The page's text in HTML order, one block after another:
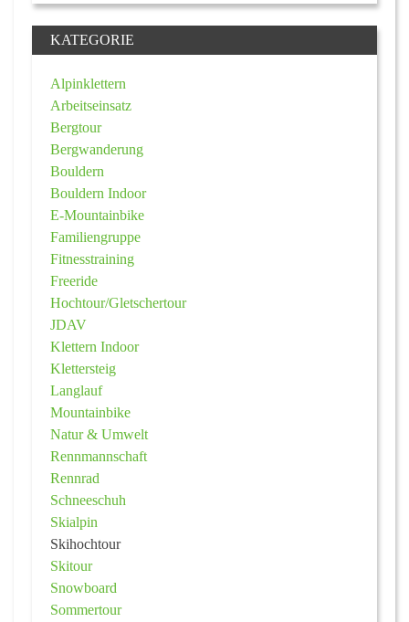
KATEGORIE
Alpinklettern
Arbeitseinsatz
Bergtour
Bergwanderung
Bouldern
Bouldern Indoor
E-Mountainbike
Familiengruppe
Fitnesstraining
Freeride
Hochtour/Gletschertour
JDAV
Klettern Indoor
Klettersteig
Langlauf
Mountainbike
Natur & Umwelt
Rennmannschaft
Rennrad
Schneeschuh
Skialpin
Skihochtour
Skitour
Snowboard
Sommertour